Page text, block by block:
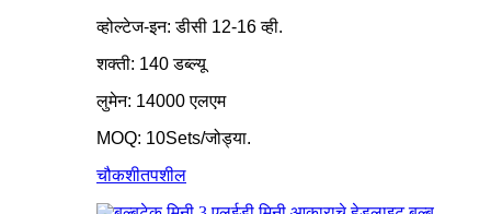
व्होल्टेज-इन: डीसी 12-16 व्ही.
शक्ती: 140 डब्ल्यू
लुमेन: 14000 एलएम
MOQ: 10Sets/जोड्या.
चौकशीतपशील